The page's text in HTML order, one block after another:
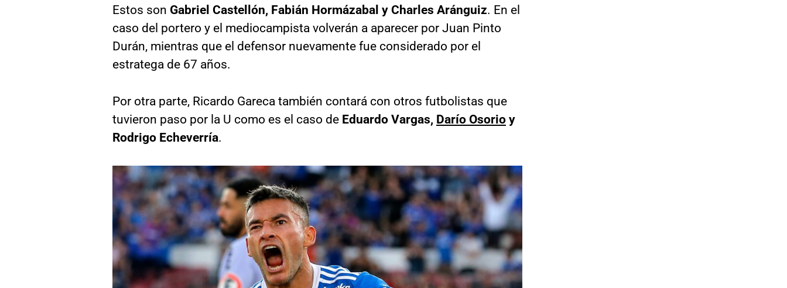
Estos son Gabriel Castellón, Fabián Hormázabal y Charles Aránguiz. En el
caso del portero y el mediocampista volverán a aparecer por Juan Pinto
Durán, mientras que el defensor nuevamente fue considerado por el
estratega de 67 años.
Por otra parte, Ricardo Gareca también contará con otros futbolistas que
tuvieron paso por la U como es el caso de Eduardo Vargas, Darío Osorio y
Rodrigo Echeverría.